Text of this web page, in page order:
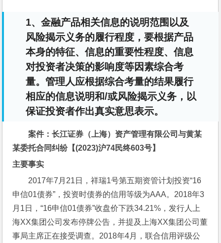
1、金融产品相关信息的说明范围以及
风险揭示义务的履行程度，要根据产品
本身的特征、信息的重要性程度、信息
对投资者决策的影响度等因素综合考
量。管理人应根据综合考量的结果履行
相应的信息说明和/或风险揭示义务，以
保证投资者作出真实意思表示。
案件：长江证券（上海）资产管理有限公司与黄某
某委托合同纠纷【(2023)沪74民终603号】
主要事实
2017年7月21日，祥瑞1号第五期资管计划投资“16
申信01债券”，投资时债券的信用等级为AAA。2018年3
月1日，“16申信01债券”收盘价下跌34.21%，发行人上
海XX集团公司发布停牌公告，并提及上海XX集团公司董
事局主席正在接受调查。2018年4月，联合信用评级公